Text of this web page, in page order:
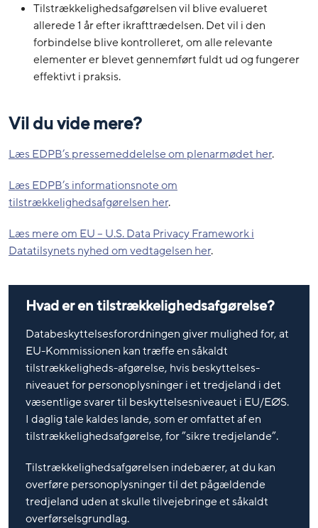
Tilstrækkelighedsafgørelsen vil blive evalueret
allerede 1 år efter ikrafttrædelsen. Det vil i den
forbindelse blive kontrolleret, om alle relevante
elementer er blevet gennemført fuldt ud og fungerer
effektivt i praksis.
Vil du vide mere?
Læs EDPB’s pressemeddelelse om plenarmødet her.
Læs EDPB’s informationsnote om
tilstrækkelighedsafgørelsen her.
Læs mere om EU – U.S. Data Privacy Framework i
Datatilsynets nyhed om vedtagelsen her.
Hvad er en tilstrækkelighedsafgørelse?
Databeskyttelsesforordningen giver mulighed for, at
EU-Kommissionen kan træffe en såkaldt
tilstrækkeligheds-afgørelse, hvis beskyttelses-
niveauet for personoplysninger i et tredjeland i det
væsentlige svarer til beskyttelsesniveauet i EU/EØS.
I daglig tale kaldes lande, som er omfattet af en
tilstrækkelighedsafgørelse, for ”sikre tredjelande”.
Tilstrækkelighedsafgørelsen indebærer, at du kan
overføre personoplysninger til det pågældende
tredjeland uden at skulle tilvejebringe et såkaldt
overførselsgrundlag.